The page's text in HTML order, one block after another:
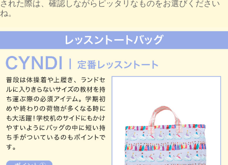
された際は、確認しながらピッタリなものをお選びください
ね。